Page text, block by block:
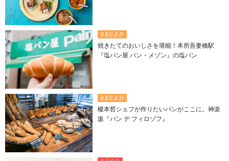
BREAD
焼きたてのおいしさを堪能！本所吾妻橋駅
『塩パン屋 パン・メゾン』の塩パン
BREAD
榎本哲シェフが作りたいパンがここに。神楽
坂『パン デ フィロゾフ』